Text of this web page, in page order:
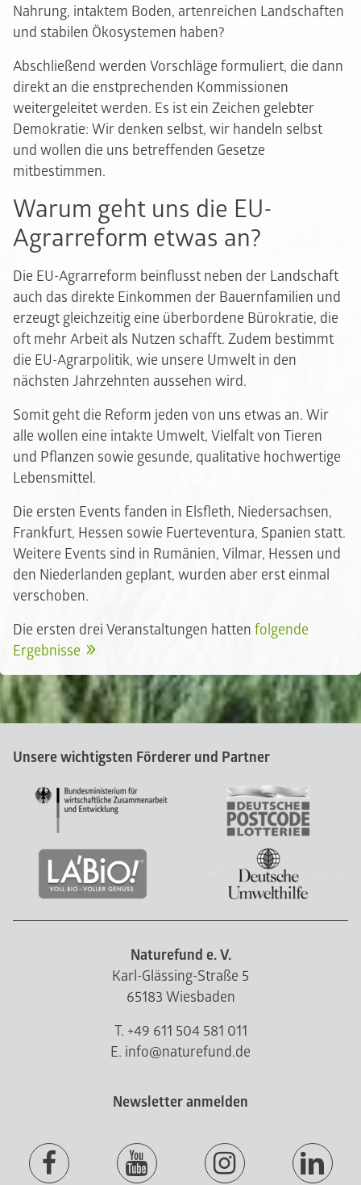
Nahrung, intaktem Boden, artenreichen Landschaften
und stabilen Ökosystemen haben?
Abschließend werden Vorschläge formuliert, die dann
direkt an die enstprechenden Kommissionen
weitergeleitet werden. Es ist ein Zeichen gelebter
Demokratie: Wir denken selbst, wir handeln selbst
und wollen die uns betreffenden Gesetze
mitbestimmen.
Warum geht uns die EU-
Agrarreform etwas an?
Die EU-Agrarreform beinflusst neben der Landschaft
auch das direkte Einkommen der Bauernfamilien und
erzeugt gleichzeitig eine überbordene Bürokratie, die
oft mehr Arbeit als Nutzen schafft. Zudem bestimmt
die EU-Agrarpolitik, wie unsere Umwelt in den
nächsten Jahrzehnten aussehen wird.
Somit geht die Reform jeden von uns etwas an. Wir
alle wollen eine intakte Umwelt, Vielfalt von Tieren
und Pflanzen sowie gesunde, qualitative hochwertige
Lebensmittel.
Die ersten Events fanden in Elsfleth, Niedersachsen,
Frankfurt, Hessen sowie Fuerteventura, Spanien statt.
Weitere Events sind in Rumänien, Vilmar, Hessen und
den Niederlanden geplant, wurden aber erst einmal
verschoben.
Die ersten drei Veranstaltungen hatten folgende
Ergebnisse
Unsere wichtigsten Förderer und Partner
Naturefund e. V.
Karl-Glässing-Straße 5
65183 Wiesbaden
T. +49 611 504 581 011
E. info@naturefund.de
Newsletter anmelden